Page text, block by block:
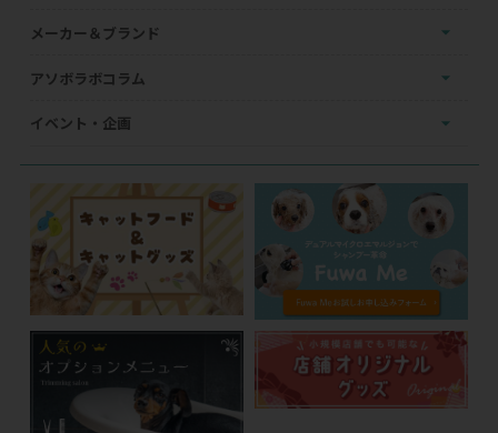
メーカー＆ブランド
アソボラボコラム
イベント・企画